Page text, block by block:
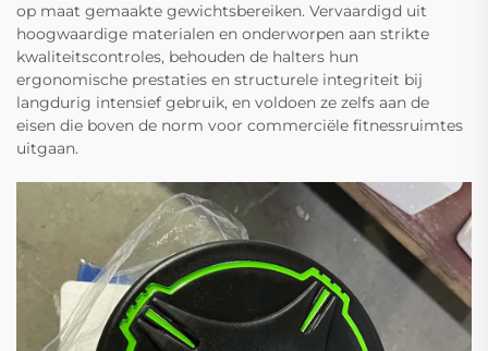
op maat gemaakte gewichtsbereiken. Vervaardigd uit
hoogwaardige materialen en onderworpen aan strikte
kwaliteitscontroles, behouden de halters hun
ergonomische prestaties en structurele integriteit bij
langdurig intensief gebruik, en voldoen ze zelfs aan de
eisen die boven de norm voor commerciële fitnessruimtes
uitgaan.